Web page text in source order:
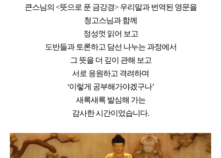
큰스님의 <뜻으로 푼 금강경> 우리말과 번역된 영문을
청고스님과 함께
정성껏 읽어 보고
도반들과 토론하고 담선 나누는 과정에서
그 뜻을 더 깊이 관해 보고
서로 응원하고 격려하며
‘이렇게 공부해가야겠구나’
새록새록 발심해 가는
감사한 시간이었습니다.